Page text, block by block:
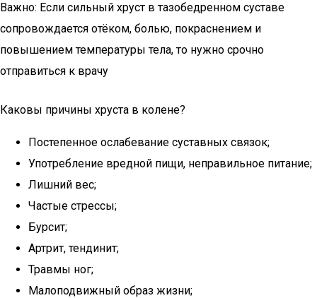
Важно: Если сильный хруст в тазобедренном суставе
сопровождается отёком, болью, покраснением и
повышением температуры тела, то нужно срочно
отправиться к врачу
Каковы причины хруста в колене?
Постепенное ослабевание суставных связок;
Употребление вредной пищи, неправильное питание;
Лишний вес;
Частые стрессы;
Бурсит;
Артрит, тендинит;
Травмы ног;
Малоподвижный образ жизни;